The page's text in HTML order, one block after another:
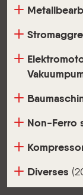
Non-Ferro
Diverses